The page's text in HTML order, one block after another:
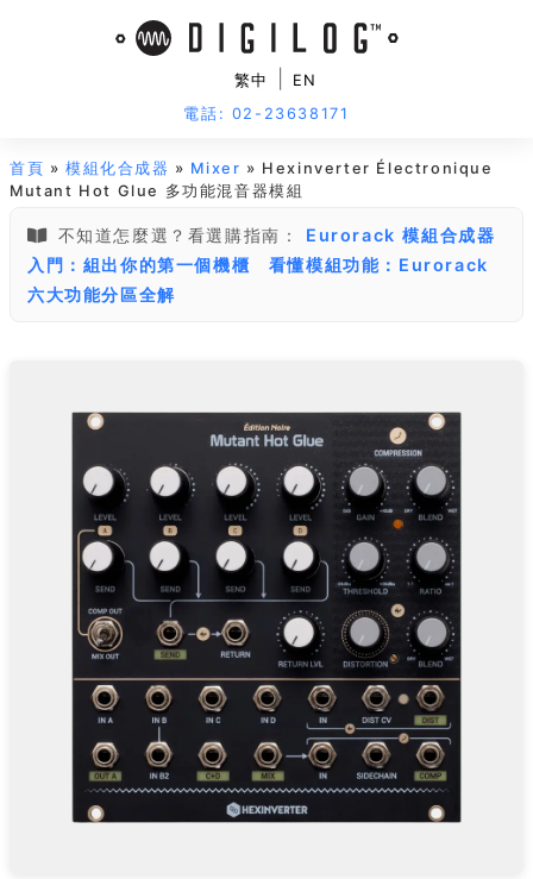
繁中
EN
電話: 02-23638171
首頁 »模組化合成器 » Mixer » Hexinverter Électronique
Mutant Hot Glue 多功能混音器模組
不知道怎麼選？看選購指南：
Eurorack 模組合成器
入門：組出你的第一個機櫃
看懂模組功能：Eurorack
六大功能分區全解